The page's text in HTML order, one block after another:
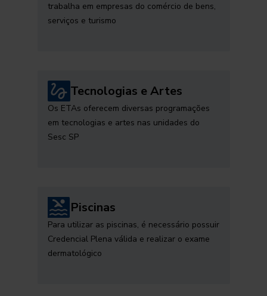
trabalha em empresas do comércio de bens,
serviços e turismo
Tecnologias e Artes
Os ETAs oferecem diversas programações
em tecnologias e artes nas unidades do
Sesc SP
Piscinas
Para utilizar as piscinas, é necessário possuir
Credencial Plena válida e realizar o exame
dermatológico